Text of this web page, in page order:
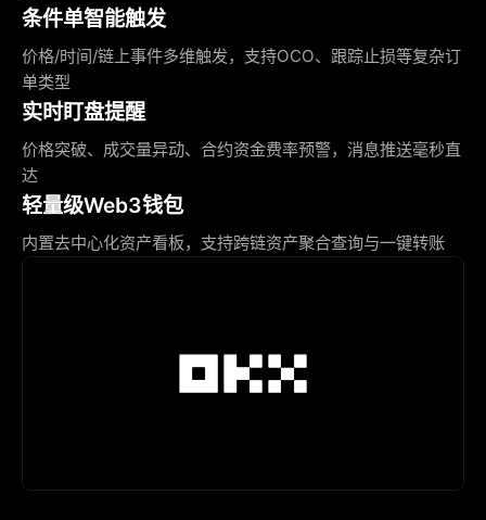
条件单智能触发
价格/时间/链上事件多维触发，支持OCO、跟踪止损等复杂订
单类型
实时盯盘提醒
价格突破、成交量异动、合约资金费率预警，消息推送毫秒直
达
轻量级Web3钱包
内置去中心化资产看板，支持跨链资产聚合查询与一键转账